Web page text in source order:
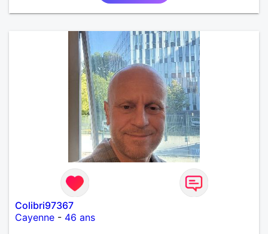
joyeuseté passer votre chemin, vous ne
m'intéressez pas du tout!
Colibri97367
Cayenne - 46 ans